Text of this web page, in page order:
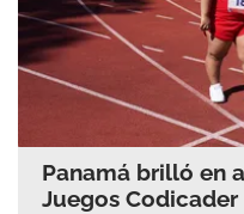
Panamá brilló en
Juegos Codicader